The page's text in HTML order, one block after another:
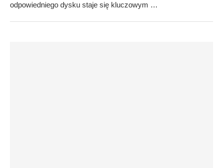
odpowiedniego dysku staje się kluczowym …